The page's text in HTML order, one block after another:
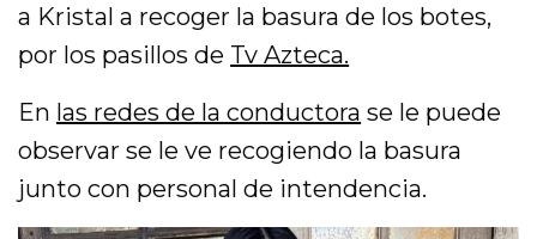
a Kristal a recoger la basura de los botes,
por los pasillos de Tv Azteca.
En las redes de la conductora se le puede
observar se le ve recogiendo la basura
junto con personal de intendencia.